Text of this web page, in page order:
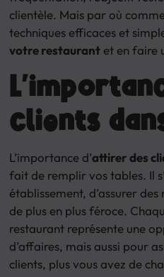
clientèle. Mais par où
techniques efficaces et
votre restaurantet en faire
clients
L’importance d’attirer des
fait de remplir vos tables. Il
établissement, d’assurer
de plus en plus féroce.
restaurant représente une
d’affaires, mais aussi pour
clients, plus vous avez de